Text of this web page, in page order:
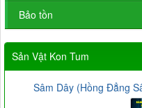
Bảo tồn
Sản Vật Kon Tum
Sâm Dây (Hồng Đẳng